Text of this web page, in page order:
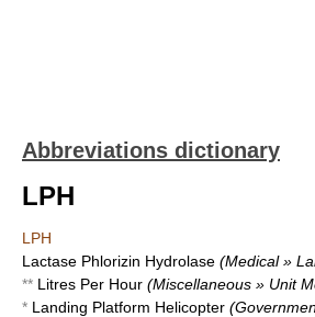
Abbreviations dictionary
LPH
LPH
Lactase Phlorizin Hydrolase (Medical »
** Litres Per Hour (Miscellaneous » Unit
* Landing Platform Helicopter